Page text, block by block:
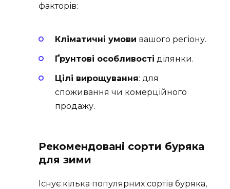
факторів:
Кліматичні умови вашого регіону.
Ґрунтові особливості ділянки.
Цілі вирощування: для
споживання чи комерційного
продажу.
Рекомендовані сорти буряка
для зими
Існує кілька популярних сортів буряка,